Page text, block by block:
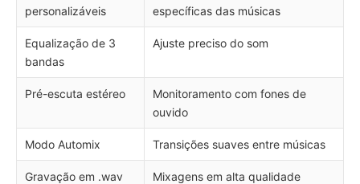
personalizáveis
específicas das músicas
Equalização de 3
bandas
Ajuste preciso do som
Pré-escuta estéreo
Monitoramento com fones de
ouvido
Modo Automix Transições suaves entre músicas
Gravação em .wav Mixagens em alta qualidade